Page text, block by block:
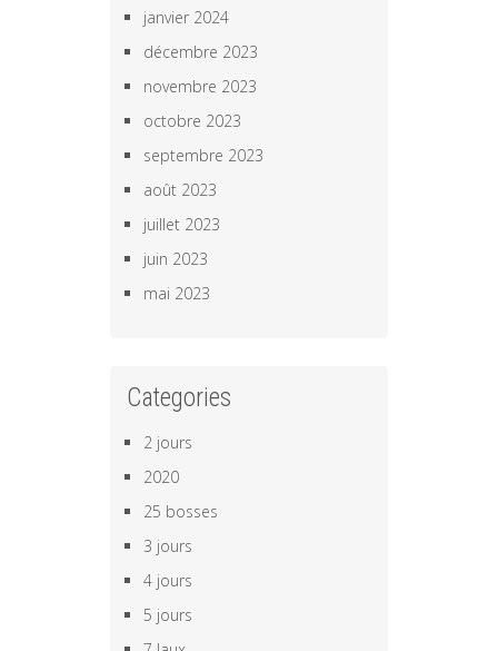
janvier 2024
décembre 2023
novembre 2023
octobre 2023
septembre 2023
août 2023
juillet 2023
juin 2023
mai 2023
Categories
2 jours
2020
25 bosses
3 jours
4 jours
5 jours